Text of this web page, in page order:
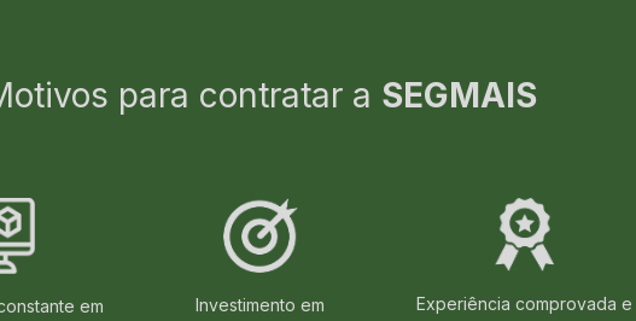
para contratar a SEGMAIS
em
Investimento em
Experiência comprovada e